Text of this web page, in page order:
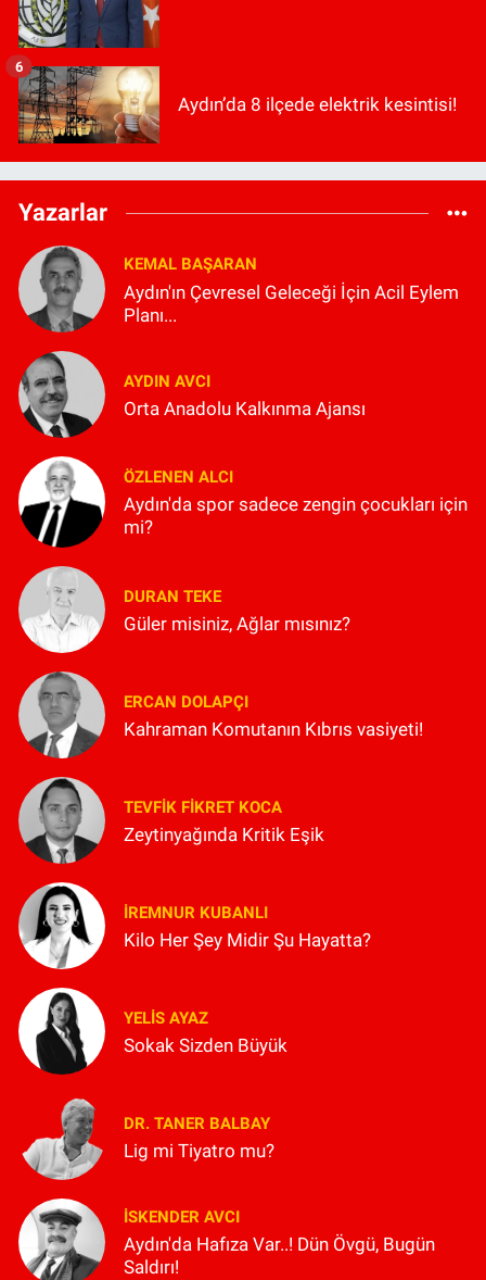
Aydın’da 8 ilçede elektrik kesintisi!
6
Yazarlar
KEMAL BAŞARAN
Aydın'ın Çevresel Geleceği İçin Acil Eylem
Planı...
AYDIN AVCI
Orta Anadolu Kalkınma Ajansı
ÖZLENEN ALCI
Aydın'da spor sadece zengin çocukları için
mi?
DURAN TEKE
Güler misiniz, Ağlar mısınız?
ERCAN DOLAPÇI
Kahraman Komutanın Kıbrıs vasiyeti!
TEVFIK FIKRET KOCA
Zeytinyağında Kritik Eşik
İREMNUR KUBANLI
Kilo Her Şey Midir Şu Hayatta?
YELIS AYAZ
Sokak Sizden Büyük
DR. TANER BALBAY
Lig mi Tiyatro mu?
İSKENDER AVCI
Aydın'da Hafıza Var..! Dün Övgü, Bugün
Saldırı!